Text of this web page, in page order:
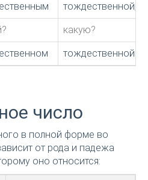
тождественной,
какую?
тождественной
число
в полной форме во
от рода и падежа
оно относится: